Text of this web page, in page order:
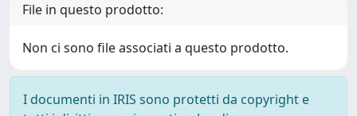
File in questo prodotto:
Non ci sono file associati a questo prodotto.
I documenti in IRIS sono protetti da copyright e